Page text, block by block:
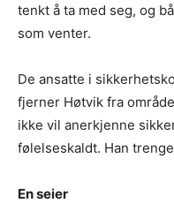
tenkt å ta med seg, og
som venter.
De ansatte i
fjerner Høtvik fra
ikke vil anerkjenne
følelseskaldt. Han
En seier